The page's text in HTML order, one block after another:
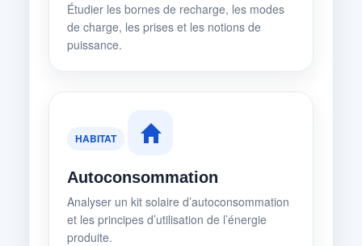
Étudier les bornes de recharge, les modes
de charge, les prises et les notions de
puissance.
HABITAT
Autoconsommation
Analyser un kit solaire d’autoconsommation
et les principes d’utilisation de l’énergie
produite.